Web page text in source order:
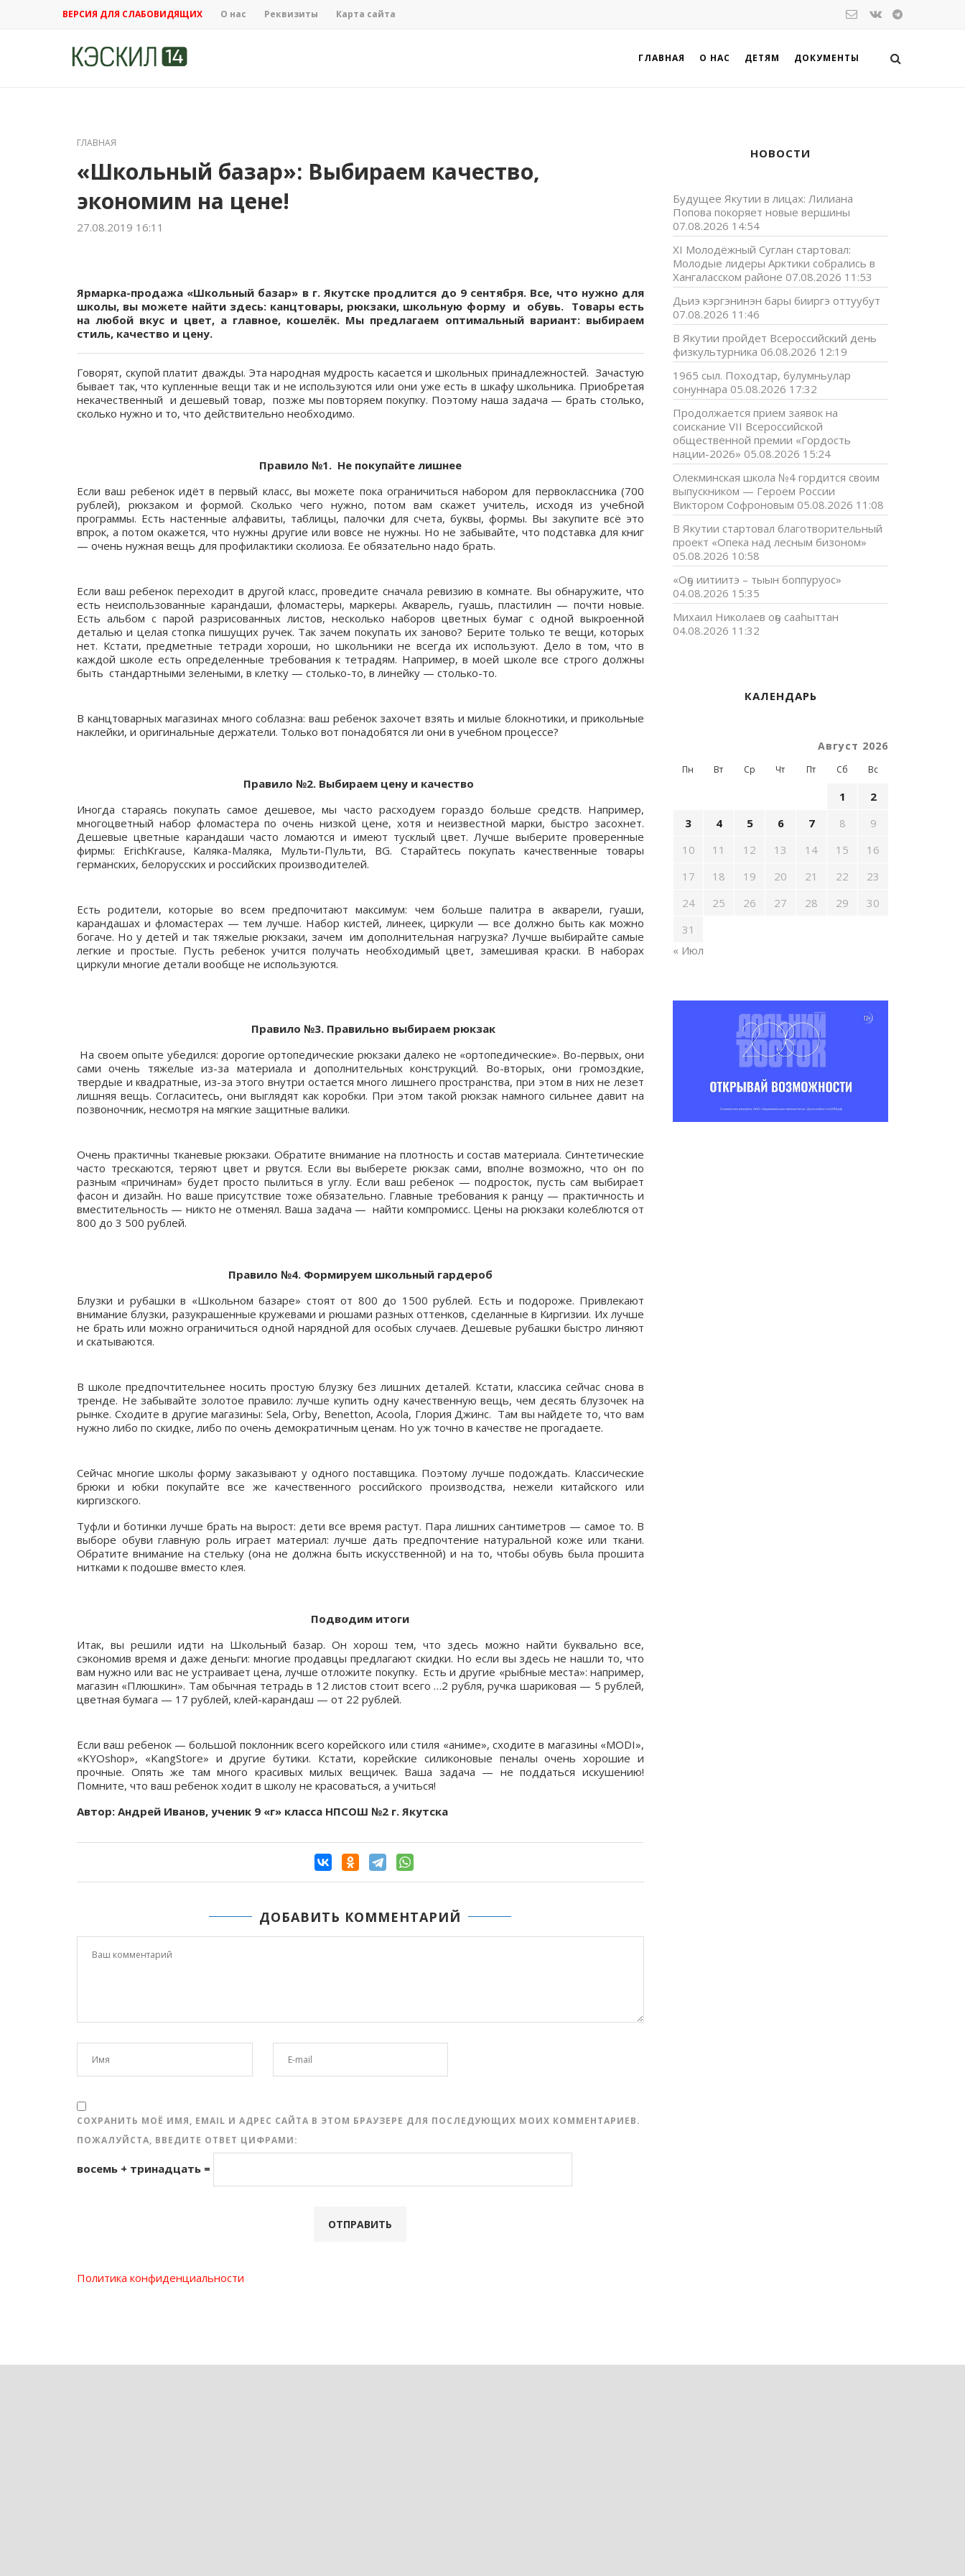
ВЕРСИЯ ДЛЯ СЛАБОВИДЯЩИХ О нас Реквизиты Карта сайта
ГЛАВНАЯ О НАС ДЕТЯМ ДОКУМЕНТЫ
ГЛАВНАЯ
«Школьный базар»: Выбираем качество,
экономим на цене!
27.08.2019 16:11
Ярмарка-продажа «Школьный базар» в г. Якутске продлится до 9 сентября. Все, что нужно для
школы, вы можете найти здесь: канцтовары, рюкзаки, школьную форму и обувь. Товары есть
на любой вкус и цвет, а главное, кошелёк. Мы предлагаем оптимальный вариант: выбираем
стиль, качество и цену.
Говорят, скупой платит дважды. Эта народная мудрость касается и школьных принадлежностей. Зачастую
бывает так, что купленные вещи так и не используются или они уже есть в шкафу школьника. Приобретая
некачественный и дешевый товар, позже мы повторяем покупку. Поэтому наша задача — брать столько,
сколько нужно и то, что действительно необходимо.
Правило №1. Не покупайте лишнее
Если ваш ребенок идёт в первый класс, вы можете пока ограничиться набором для первоклассника (700
рублей), рюкзаком и формой. Сколько чего нужно, потом вам скажет учитель, исходя из учебной
программы. Есть настенные алфавиты, таблицы, палочки для счета, буквы, формы. Вы закупите всё это
впрок, а потом окажется, что нужны другие или вовсе не нужны. Но не забывайте, что подставка для книг
— очень нужная вещь для профилактики сколиоза. Ее обязательно надо брать.
Если ваш ребенок переходит в другой класс, проведите сначала ревизию в комнате. Вы обнаружите, что
есть неиспользованные карандаши, фломастеры, маркеры. Акварель, гуашь, пластилин — почти новые.
Есть альбом с парой разрисованных листов, несколько наборов цветных бумаг с одной выкроенной
деталью и целая стопка пишущих ручек. Так зачем покупать их заново? Берите только те вещи, которых
нет. Кстати, предметные тетради хороши, но школьники не всегда их используют. Дело в том, что в
каждой школе есть определенные требования к тетрадям. Например, в моей школе все строго должны
быть стандартными зелеными, в клетку — столько-то, в линейку — столько-то.
В канцтоварных магазинах много соблазна: ваш ребенок захочет взять и милые блокнотики, и прикольные
наклейки, и оригинальные держатели. Только вот понадобятся ли они в учебном процессе?
Правило №2. Выбираем цену и качество
Иногда стараясь покупать самое дешевое, мы часто расходуем гораздо больше средств. Например,
многоцветный набор фломастера по очень низкой цене, хотя и неизвестной марки, быстро засохнет.
Дешевые цветные карандаши часто ломаются и имеют тусклый цвет. Лучше выберите проверенные
фирмы: ErichKrause, Каляка-Маляка, Мульти-Пульти, BG. Старайтесь покупать качественные товары
германских, белорусских и российских производителей.
Есть родители, которые во всем предпочитают максимум: чем больше палитра в акварели, гуаши,
карандашах и фломастерах — тем лучше. Набор кистей, линеек, циркули — все должно быть как можно
богаче. Но у детей и так тяжелые рюкзаки, зачем им дополнительная нагрузка? Лучше выбирайте самые
легкие и простые. Пусть ребенок учится получать необходимый цвет, замешивая краски. В наборах
циркули многие детали вообще не используются.
Правило №3. Правильно выбираем рюкзак
На своем опыте убедился: дорогие ортопедические рюкзаки далеко не «ортопедические». Во-первых, они
сами очень тяжелые из-за материала и дополнительных конструкций. Во-вторых, они громоздкие,
твердые и квадратные, из-за этого внутри остается много лишнего пространства, при этом в них не лезет
лишняя вещь. Согласитесь, они выглядят как коробки. При этом такой рюкзак намного сильнее давит на
позвоночник, несмотря на мягкие защитные валики.
Очень практичны тканевые рюкзаки. Обратите внимание на плотность и состав материала. Синтетические
часто трескаются, теряют цвет и рвутся. Если вы выберете рюкзак сами, вполне возможно, что он по
разным «причинам» будет просто пылиться в углу. Если ваш ребенок — подросток, пусть сам выбирает
фасон и дизайн. Но ваше присутствие тоже обязательно. Главные требования к ранцу — практичность и
вместительность — никто не отменял. Ваша задача — найти компромисс. Цены на рюкзаки колеблются от
800 до 3 500 рублей.
Правило №4. Формируем школьный гардероб
Блузки и рубашки в «Школьном базаре» стоят от 800 до 1500 рублей. Есть и подороже. Привлекают
внимание блузки, разукрашенные кружевами и рюшами разных оттенков, сделанные в Киргизии. Их лучше
не брать или можно ограничиться одной нарядной для особых случаев. Дешевые рубашки быстро линяют
и скатываются.
В школе предпочтительнее носить простую блузку без лишних деталей. Кстати, классика сейчас снова в
тренде. Не забывайте золотое правило: лучше купить одну качественную вещь, чем десять блузочек на
рынке. Сходите в другие магазины: Sela, Orby, Benetton, Acoola, Глория Джинс. Там вы найдете то, что вам
нужно либо по скидке, либо по очень демократичным ценам. Но уж точно в качестве не прогадаете.
Сейчас многие школы форму заказывают у одного поставщика. Поэтому лучше подождать. Классические
брюки и юбки покупайте все же качественного российского производства, нежели китайского или
киргизского.
Туфли и ботинки лучше брать на вырост: дети все время растут. Пара лишних сантиметров — самое то. В
выборе обуви главную роль играет материал: лучше дать предпочтение натуральной коже или ткани.
Обратите внимание на стельку (она не должна быть искусственной) и на то, чтобы обувь была прошита
нитками к подошве вместо клея.
Подводим итоги
Итак, вы решили идти на Школьный базар. Он хорош тем, что здесь можно найти буквально все,
сэкономив время и даже деньги: многие продавцы предлагают скидки. Но если вы здесь не нашли то, что
вам нужно или вас не устраивает цена, лучше отложите покупку. Есть и другие «рыбные места»: например,
магазин «Плюшкин». Там обычная тетрадь в 12 листов стоит всего …2 рубля, ручка шариковая — 5 рублей,
цветная бумага — 17 рублей, клей-карандаш — от 22 рублей.
Если ваш ребенок — большой поклонник всего корейского или стиля «аниме», сходите в магазины «MODI»,
«KYOshop», «KangStore» и другие бутики. Кстати, корейские силиконовые пеналы очень хорошие и
прочные. Опять же там много красивых милых вещичек. Ваша задача — не поддаться искушению!
Помните, что ваш ребенок ходит в школу не красоваться, а учиться!
Автор: Андрей Иванов, ученик 9 «г» класса НПСОШ №2 г. Якутска
ДОБАВИТЬ КОММЕНТАРИЙ
СОХРАНИТЬ МОЁ ИМЯ, EMAIL И АДРЕС САЙТА В ЭТОМ БРАУЗЕРЕ ДЛЯ ПОСЛЕДУЮЩИХ МОИХ КОММЕНТАРИЕВ.
ПОЖАЛУЙСТА, ВВЕДИТЕ ОТВЕТ ЦИФРАМИ:
восемь + тринадцать =
Политика конфиденциальности
НОВОСТИ
Будущее Якутии в лицах: Лилиана
Попова покоряет новые вершины
07.08.2026 14:54
XI Молодёжный Суглан стартовал:
Молодые лидеры Арктики собрались в
Хангаласском районе 07.08.2026 11:53
Дьиэ кэргэнинэн бары бииргэ оттуубут
07.08.2026 11:46
В Якутии пройдет Всероссийский день
физкультурника 06.08.2026 12:19
1965 сыл. Походтар, булумньулар
сонуннара 05.08.2026 17:32
Продолжается прием заявок на
соискание VII Всероссийской
общественной премии «Гордость
нации-2026» 05.08.2026 15:24
Олекминская школа №4 гордится своим
выпускником — Героем России
Виктором Софроновым 05.08.2026 11:08
В Якутии стартовал благотворительный
проект «Опека над лесным бизоном»
05.08.2026 10:58
«Оҕо иитиитэ – тыын боппуруос»
04.08.2026 15:35
Михаил Николаев оҕо сааһыттан
04.08.2026 11:32
КАЛЕНДАРЬ
Август 2026
Пн Вт Ср Чт Пт Сб Вс
1
2
3
4 5 6 7 8
9
10
11 12 13 14 15
16
17
18 19 20 21 22
23
24
25 26 27 28 29
30
31
« Июл